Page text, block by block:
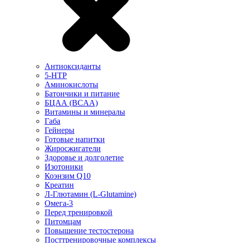
Антиоксиданты
5-HTP
Аминокислоты
Батончики и питание
БЦАА (BCAA)
Витамины и минералы
Габа
Гейнеры
Готовые напитки
Жиросжигатели
Здоровье и долголетие
Изотоники
Коэнзим Q10
Креатин
Л-Глютамин (L-Glutamine)
Омега-3
Перед тренировкой
Питомцам
Повышение тестостерона
Посттренировочные комплексы